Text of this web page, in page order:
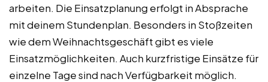
arbeiten. Die Einsatzplanung erfolgt in Absprache
mit deinem Stundenplan. Besonders in Stoßzeiten
wie dem Weihnachtsgeschäft gibt es viele
Einsatzmöglichkeiten. Auch kurzfristige Einsätze für
einzelne Tage sind nach Verfügbarkeit möglich.